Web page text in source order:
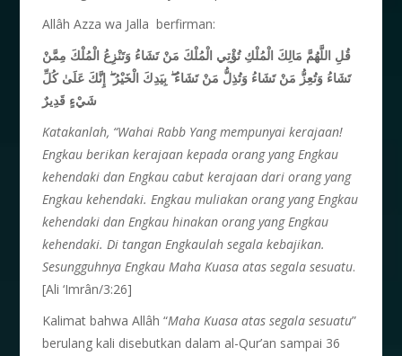
Allâh Azza wa Jalla berfirman:
قُلِ اللَّهُمَّ مَالِكَ الْمُلْكِ تُؤْتِي الْمُلْكَ مَنْ تَشَاءُ وَتَنْزِعُ الْمُلْكَ مِمَّنْ
تَشَاءُ وَتُعِزُّ مَنْ تَشَاءُ وَتُذِلُّ مَنْ تَشَاءُۖ بِيَدِكَ الْخَيْرُۖ إِنَّكَ عَلَىٰ كُلِّ
شَيْءٍ قَدِيرٌ
Katakanlah, “Wahai Rabb Yang mempunyai kerajaan!
Engkau berikan kerajaan kepada orang yang Engkau
kehendaki dan Engkau cabut kerajaan dari orang yang
Engkau kehendaki. Engkau muliakan orang yang Engkau
kehendaki dan Engkau hinakan orang yang Engkau
kehendaki. Di tangan Engkaulah segala kebajikan.
Sesungguhnya Engkau Maha Kuasa atas segala sesuatu.
[Ali ‘Imrân/3:26]
Kalimat bahwa Allâh “Maha Kuasa atas segala sesuatu”
berulang kali disebutkan dalam al-Qur’an sampai 36